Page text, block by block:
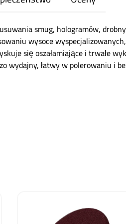
smug, hologramów,
wysoce
się oszałamiające i trwałe
łatwy w polerowaniu i